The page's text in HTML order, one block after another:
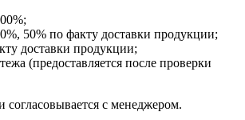
50% по факту доставки продукции;
доставки продукции;
(предоставляется после проверки
согласовывается с менеджером.